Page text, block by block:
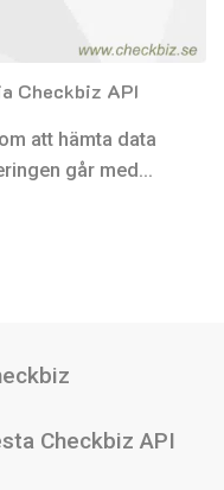
Checkbiz API
att hämta data
går med...
Checkbiz API